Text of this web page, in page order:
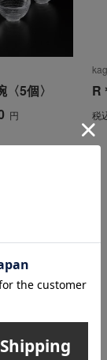
5個〉
円
R
税